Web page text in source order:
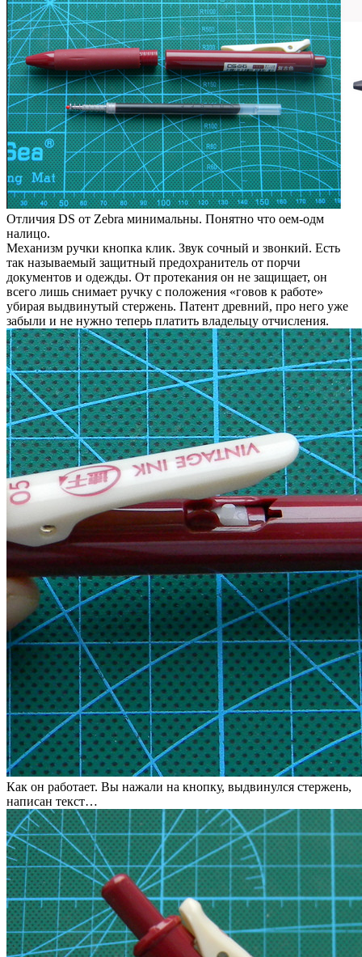
Отличия DS от Zebra минимальны. Понятно что оем-одм
налицо.
Механизм ручки кнопка клик. Звук сочный и звонкий. Есть
так называемый защитный предохранитель от порчи
документов и одежды. От протекания он не защищает, он
всего лишь снимает ручку с положения «говов к работе»
убирая выдвинутый стержень. Патент древний, про него уже
забыли и не нужно теперь платить владельцу отчисления.
Как он работает. Вы нажали на кнопку, выдвинулся стержень,
написан текст…